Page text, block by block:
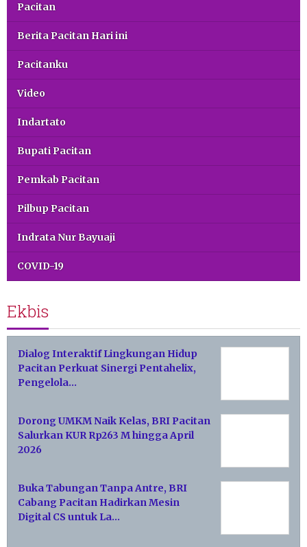
Pacitan
Berita Pacitan Hari ini
Pacitanku
Video
Indartato
Bupati Pacitan
Pemkab Pacitan
Pilbup Pacitan
Indrata Nur Bayuaji
COVID-19
Ekbis
Dialog Interaktif Lingkungan Hidup
Pacitan Perkuat Sinergi Pentahelix,
Pengelola…
Dorong UMKM Naik Kelas, BRI Pacitan
Salurkan KUR Rp263 M hingga April
2026
Buka Tabungan Tanpa Antre, BRI
Cabang Pacitan Hadirkan Mesin
Digital CS untuk La…